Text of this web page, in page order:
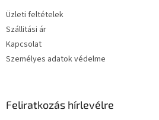
Üzleti feltételek
Szállitási ár
Kapcsolat
Személyes adatok védelme
Feliratkozás hírlevélre